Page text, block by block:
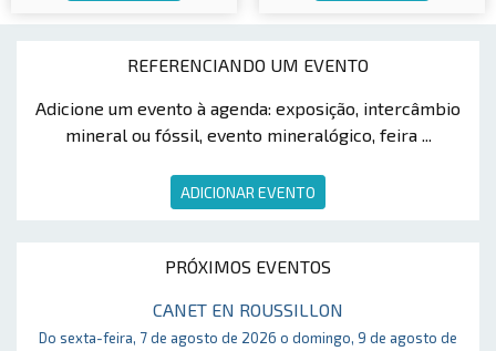
REFERENCIANDO UM EVENTO
Adicione um evento à agenda: exposição, intercâmbio
mineral ou fóssil, evento mineralógico, feira ...
ADICIONAR EVENTO
PRÓXIMOS EVENTOS
CANET EN ROUSSILLON
Do sexta-feira, 7 de agosto de 2026 o domingo, 9 de agosto de